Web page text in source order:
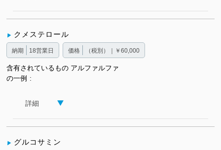
クメステロール
納期 18営業日 価格 （税別）｜￥60,000
含有されているもの
の一例
アルファルファ
詳細
グルコサミン